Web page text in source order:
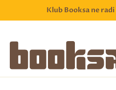
Klub Booksa ne